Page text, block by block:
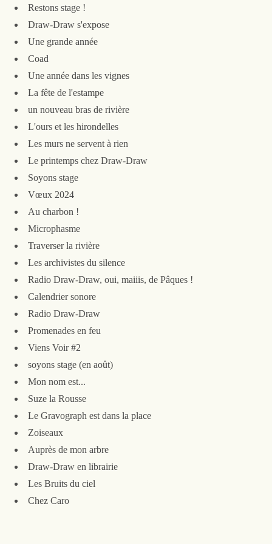
Restons stage !
Draw-Draw s'expose
Une grande année
Coad
Une année dans les vignes
La fête de l'estampe
un nouveau bras de rivière
L'ours et les hirondelles
Les murs ne servent à rien
Le printemps chez Draw-Draw
Soyons stage
Vœux 2024
Au charbon !
Microphasme
Traverser la rivière
Les archivistes du silence
Radio Draw-Draw, oui, maiiis, de Pâques !
Calendrier sonore
Radio Draw-Draw
Promenades en feu
Viens Voir #2
soyons stage (en août)
Mon nom est...
Suze la Rousse
Le Gravograph est dans la place
Zoiseaux
Auprès de mon arbre
Draw-Draw en librairie
Les Bruits du ciel
Chez Caro